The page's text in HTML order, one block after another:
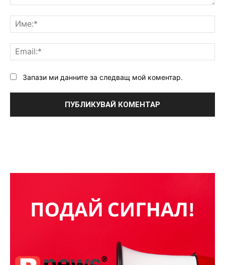
Запази ми данните за следващ мой коментар.